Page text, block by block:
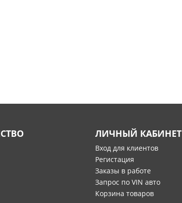
ЛИЧНЫЙ КАБИНЕТ
Вход для клиентов
Регистация
Заказы в работе
Запрос по VIN авто
Корзина товаров